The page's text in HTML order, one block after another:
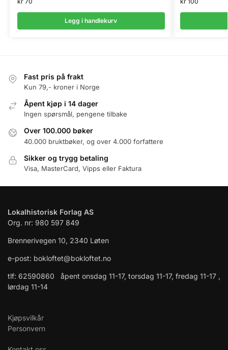
Legg i handlekurv
Fast pris på frakt
Kun 79,- kroner i Norge
Åpent kjøp i 14 dager
Ingen spørsmål, pengene tilbake
Over 100.000 bøker
40.000 bruktbøker, og over 4.000 forfattere
Sikker og trygg betaling
Visa, MasterCard, Vipps eller Faktura
Lokalhistorisk Forlag AS
Org. nr: 980 597 849
Brennerivegen 10, 2340 Løten
e-post: bokloftet@bokloftet.no
tlf: 62590860 åpent onsdag 11-17, torsdag 11-17, fredag 11-17 ,
lørdag 11-14
Kjøpsvilkår
Personvern